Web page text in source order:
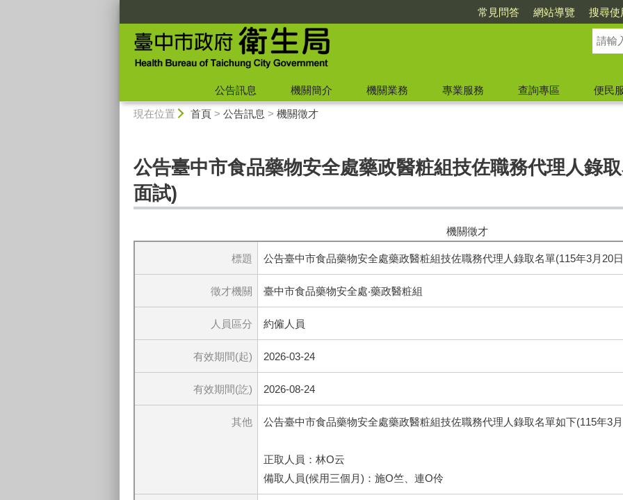
常見問答 網站導覽 搜尋使
公告訊息 機關簡介 機關業務 專業服務 查詢專區 便民
現在位置 首頁> 公告訊息 > 機關徵才
公告臺中市食品藥物安全處藥政醫粧組技佐職務代理人錄
面試)
機關徵才
標題 公告臺中市食品藥物安全處藥政醫粧組技佐職務代理人錄取名單(115年3月20
徵才機關 臺中市食品藥物安全處‧藥政醫粧組
人員區分 約僱人員
有效期間(起) 2026-03-24
有效期間(訖) 2026-08-24
其他 公告臺中市食品藥物安全處藥政醫粧組技佐職務代理人錄取名單如下(115年3
正取人員：林O云
備取人員(候用三個月)：施O竺、連O伶